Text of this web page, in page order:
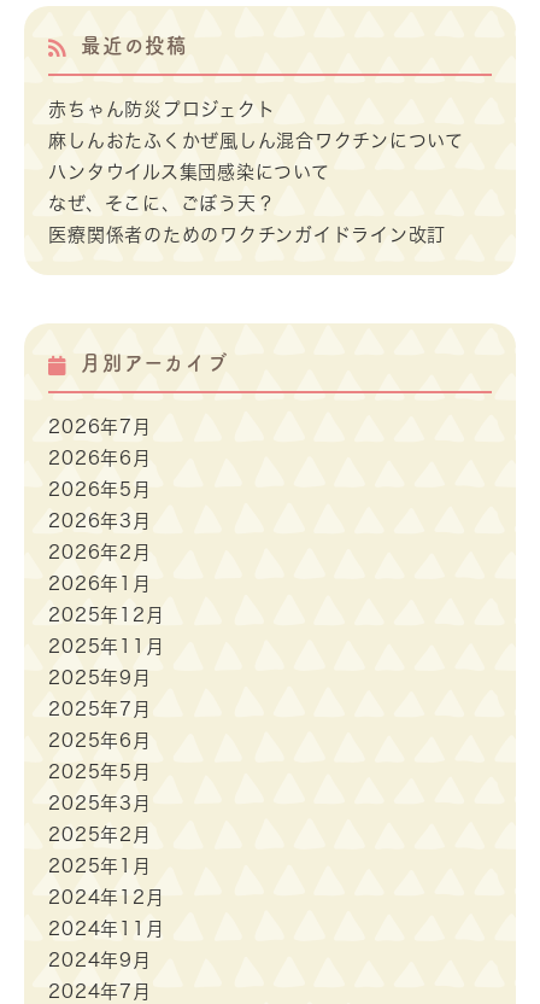
最近の投稿
赤ちゃん防災プロジェクト
麻しんおたふくかぜ風しん混合ワクチンについて
ハンタウイルス集団感染について
なぜ、そこに、ごぼう天？
医療関係者のためのワクチンガイドライン改訂
月別アーカイブ
2026年7月
2026年6月
2026年5月
2026年3月
2026年2月
2026年1月
2025年12月
2025年11月
2025年9月
2025年7月
2025年6月
2025年5月
2025年3月
2025年2月
2025年1月
2024年12月
2024年11月
2024年9月
2024年7月